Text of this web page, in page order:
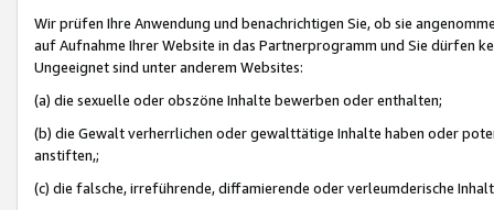
Wir prüfen Ihre Anwendung und benachrichtigen Sie, ob sie
auf Aufnahme Ihrer Website in das Partnerprogramm und Sie dürfen
Ungeeignet sind unter anderem Websites:
(a) die sexuelle oder obszöne Inhalte bewerben oder enthalten;
(b) die Gewalt verherrlichen oder gewalttätige Inhalte haben oder
anstiften,;
(c) die falsche, irreführende, diffamierende oder verleumderische